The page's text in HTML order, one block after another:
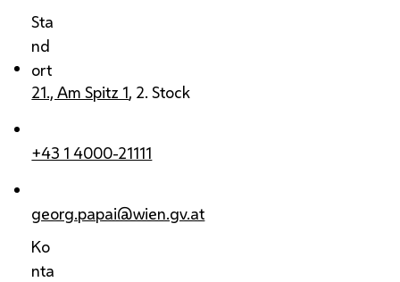
Sta
nd
ort
21., Am Spitz 1, 2. Stock
+43 1 4000-21111
georg.papai@wien.gv.at
Ko
nta